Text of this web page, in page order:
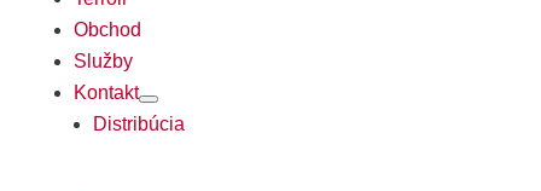
Obchod
Služby
Kontakt
Distribúcia